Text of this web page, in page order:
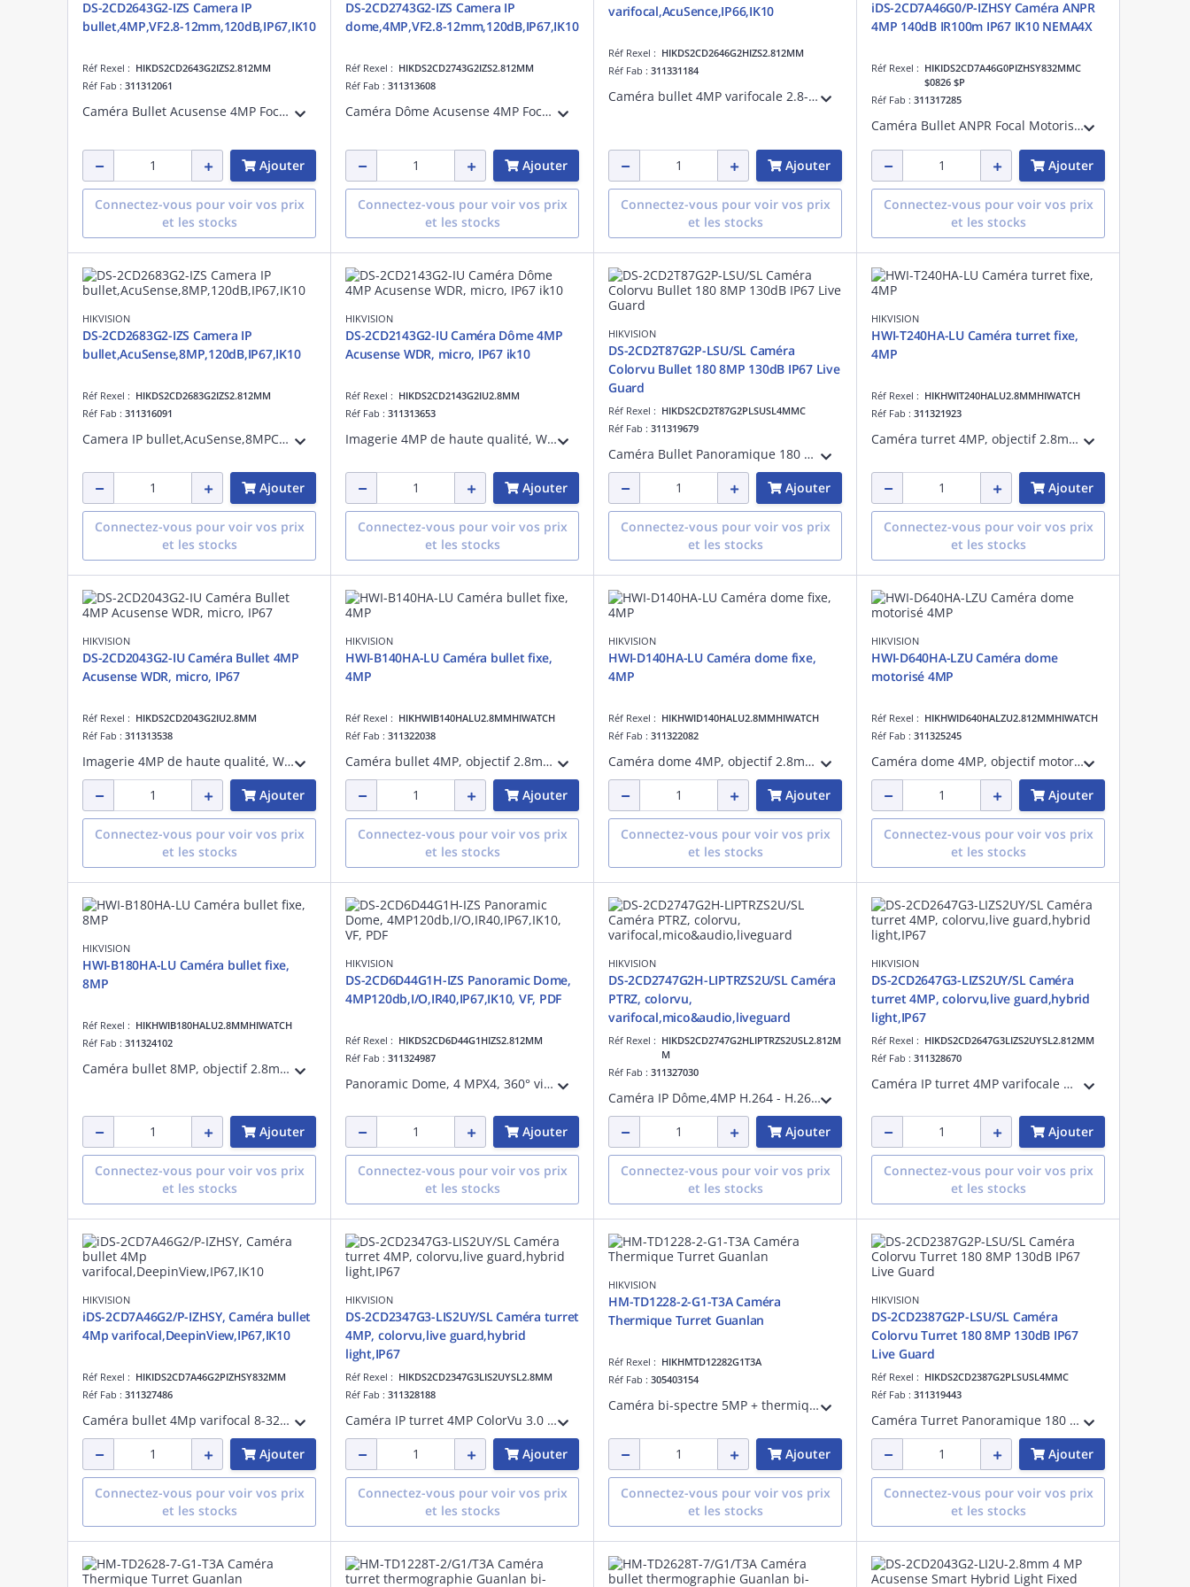
DS-2CD2643G2-IZS Camera IP
bullet,4MP,VF2.8-12mm,120dB,IP67,IK10
Réf Rexel : HIKDS2CD2643G2IZS2.812MM
Réf Fab : 311312061
Caméra Bullet Acusense 4MP Focal Motorisé 2.8-12mmCouleur : 0.005 lux@(F1.6, AGC ON), Fonctions VCA 3 flux DNR 3D BLC-HLC EXIR, jusqu'à 60m DC12V+PoE Service cloud HIK-Connect
Ajouter
Connectez-vous pour voir vos prix
et les stocks
DS-2CD2743G2-IZS Camera IP
dome,4MP,VF2.8-12mm,120dB,IP67,IK10
Réf Rexel : HIKDS2CD2743G2IZS2.812MM
Réf Fab : 311313608
Caméra Dôme Acusense 4MP Focal MotoriséCouleur : 0.005 lux@(F1.6, AGC ON), Fonctions VCA 3 flux DNR 3D BLC-HLC EXIR, jusqu'à 40m DC12V+PoE Service cloud HIK-Connect
Ajouter
Connectez-vous pour voir vos prix
et les stocks
varifocal,AcuSence,IP66,IK10
Réf Rexel : HIKDS2CD2646G2HIZS2.812MM
Réf Fab : 311331184
Caméra bullet 4MP varifocale 2.8-12mm, AcuSense power by Darkfighter protection périphérique pour classifier les cibles humaines et véhiculaires.Protection IP66,IK10
Ajouter
Connectez-vous pour voir vos prix
et les stocks
iDS-2CD7A46G0/P-IZHSY Caméra ANPR
4MP 140dB IR100m IP67 IK10 NEMA4X
Réf Rexel : HIKIDS2CD7A46G0PIZHSY832MMC
$0826 $P
Réf Fab : 311317285
Caméra Bullet ANPR Focal Motorisé 8-32mmCMOS 1/1,8, Darkfighter, ANPRCouleur : 0,001 Lux/F1.2, N/B : 0,0003 Lux /F1.2, WDR 140 dB1XSortie audio, 1XEntrée audio, 1XWiegand, 2XEntrée alarme, 2XSortie AlarmeIP67, IK10, anti-corrosion
Ajouter
Connectez-vous pour voir vos prix
et les stocks
HIKVISION
DS-2CD2683G2-IZS Camera IP
bullet,AcuSense,8MP,120dB,IP67,IK10
Réf Rexel : HIKDS2CD2683G2IZS2.812MM
Réf Fab : 311316091
Camera IP bullet,AcuSense,8MPCouleur : 0.005 lux@(F1.6, AGC ON), Fonctions VCA 3 flux DNR 3D BLC-HLC EXIR, jusqu'à 60m DC12V+PoE Service cloud HIK-Connect
Ajouter
Connectez-vous pour voir vos prix
et les stocks
HIKVISION
DS-2CD2143G2-IU Caméra Dôme 4MP
Acusense WDR, micro, IP67 ik10
Réf Rexel : HIKDS2CD2143G2IU2.8MM
Réf Fab : 311313653
Imagerie 4MP de haute qualité, WDR 120 dB pour contre-jour, compression H.265+ efficace. Micro intégré pour sécurité audio en temps réel. Résistant IP67 (eau/poussière) IK10. IA pour classification des cibles humaines et véhiculaires.
Ajouter
Connectez-vous pour voir vos prix
et les stocks
HIKVISION
DS-2CD2T87G2P-LSU/SL Caméra
Colorvu Bullet 180 8MP 130dB IP67 Live
Guard
Réf Rexel : HIKDS2CD2T87G2PLSUSL4MMC
Réf Fab : 311319679
Caméra Bullet Panoramique 180 ColorvuCMOS 2X1/1.8Couleur : 0,0005 lux @(F1.0, AGC ON), 0 lux avec LED alluméefonctions VCA, 2 flux DC12V&PoE, Service cloud HIK-ConnectMicrophone et parleur intégrés, E/S audio/alarme
Ajouter
Connectez-vous pour voir vos prix
et les stocks
HIKVISION
HWI-T240HA-LU Caméra turret fixe,
4MP
Réf Rexel : HIKHWIT240HALU2.8MMHIWATCH
Réf Fab : 311321923
Caméra turret 4MP, objectif 2.8mm, détection de mouvement 2.0, DWNR, 3D DNR, BLC, distance IR et la lumière blanche: 30m, micro intégré, 12VDC
Ajouter
Connectez-vous pour voir vos prix
et les stocks
HIKVISION
DS-2CD2043G2-IU Caméra Bullet 4MP
Acusense WDR, micro, IP67
Réf Rexel : HIKDS2CD2043G2IU2.8MM
Réf Fab : 311313538
Imagerie 4MP de haute qualité, WDR 120 dB pour contre-jour, compression H.265+ efficace. Micro intégré pour sécurité audio en temps réel. Protection IP67. IA pour classification des cibles humaines et véhiculaires.
Ajouter
Connectez-vous pour voir vos prix
et les stocks
HIKVISION
HWI-B140HA-LU Caméra bullet fixe,
4MP
Réf Rexel : HIKHWIB140HALU2.8MMHIWATCH
Réf Fab : 311322038
Caméra bullet 4MP, objectif 2.8mm, détection de mouvement 2.0, DWNR, 3D DNR, BLC, distance IR et la lumière blanche: 30m, micro intégré, 12VDC
Ajouter
Connectez-vous pour voir vos prix
et les stocks
HIKVISION
HWI-D140HA-LU Caméra dome fixe,
4MP
Réf Rexel : HIKHWID140HALU2.8MMHIWATCH
Réf Fab : 311322082
Caméra dome 4MP, objectif 2.8mm, détection de mouvement 2.0, DWNR, 3D DNR, BLC, distance IR et la lumière blanche: 30m, micro intégré, 12VDC
Ajouter
Connectez-vous pour voir vos prix
et les stocks
HIKVISION
HWI-D640HA-LZU Caméra dome
motorisé 4MP
Réf Rexel : HIKHWID640HALZU2.812MMHIWATCH
Réf Fab : 311325245
Caméra dome 4MP, objectif motorisé 2.8-12mm, détection de mouvement 2.0, WDR, 3D DNR, BLC, distance IR et la lumiere blanche 50m, micro intégré, carte sd, 12VDC
Ajouter
Connectez-vous pour voir vos prix
et les stocks
HIKVISION
HWI-B180HA-LU Caméra bullet fixe,
8MP
Réf Rexel : HIKHWIB180HALU2.8MMHIWATCH
Réf Fab : 311324102
Caméra bullet 8MP, objectif 2.8mm, détection de mouvement 2.0, DWNR, 3D DNR, BLC, distance IR et la lumière blanche: 30m, micro intégré, 12VDC
Ajouter
Connectez-vous pour voir vos prix
et les stocks
HIKVISION
DS-2CD6D44G1H-IZS Panoramic Dome,
4MP120db,I/O,IR40,IP67,IK10, VF, PDF
Réf Rexel : HIKDS2CD6D44G1HIZS2.812MM
Réf Fab : 311324987
Panoramic Dome, 4 MPX4, 360° view,Focal Motorisé 2.7-13,5mm,0,0005 lux @ (F1.2, AGC activé) 25 ips/30 ips (2688 × 1520), Fonctions VCA, 3 flux, EXIR, jusqu'à 30m, E/S audio/alarme, DC12V&PoE, SD/SDHC/SDXC intégré,
Ajouter
Connectez-vous pour voir vos prix
et les stocks
HIKVISION
DS-2CD2747G2H-LIPTRZS2U/SL Caméra
PTRZ, colorvu,
varifocal,mico&audio,liveguard
Réf Rexel : HIKDS2CD2747G2HLIPTRZS2USL2.812M
M
Réf Fab : 311327030
Caméra IP Dôme,4MP H.264 - H.265+ MJPEG ,hybrid light, Micro & speaker intégré, audio bidirectionnel, siren & audio alarm Couleur : 0.0008 lux@(F1.2, AGC ON), Fonctions VCA 3 flux jusqu'à 40m DC12V+PoE
Ajouter
Connectez-vous pour voir vos prix
et les stocks
HIKVISION
DS-2CD2647G3-LIZS2UY/SL Caméra
turret 4MP, colorvu,live guard,hybrid
light,IP67
Réf Rexel : HIKDS2CD2647G3LIZS2UYSL2.812MM
Réf Fab : 311328670
Caméra IP turret 4MP varifocale motorisé ColorVu 3.0 pour l'image coloré 24/24, classification des cibles humaines et véhiculaires, Live Guard, portée IR 40m avec Smart Hybrid Light, audio bidirectionnel, IP67, anti-corrosion
Ajouter
Connectez-vous pour voir vos prix
et les stocks
HIKVISION
iDS-2CD7A46G2/P-IZHSY, Caméra bullet
4Mp varifocal,DeepinView,IP67,IK10
Réf Rexel : HIKIDS2CD7A46G2PIZHSY832MM
Réf Fab : 311327486
Caméra bullet 4Mp varifocal 8-32mm,Reconnaissance des plaques d'immatriculation, DeepinView:Excellentes performances en basse lumière,Imagerie nette en contre-jour.Résistance intégrée, la détection de vibrations,Anti-Corrosion.IP67,IK10.
Ajouter
Connectez-vous pour voir vos prix
et les stocks
HIKVISION
DS-2CD2347G3-LIS2UY/SL Caméra turret
4MP, colorvu,live guard,hybrid
light,IP67
Réf Rexel : HIKDS2CD2347G3LIS2UYSL2.8MM
Réf Fab : 311328188
Caméra IP turret 4MP ColorVu 3.0 pour l'image coloré 24/24, classification des cibles humaines et véhiculaires, Live Guard, portée IR 40m avec Smart Hybrid Light, micro et haut-parleur pour l'audio bidirectionnel, IP67, anti-corrosion
Ajouter
Connectez-vous pour voir vos prix
et les stocks
HIKVISION
HM-TD1228-2-G1-T3A Caméra
Thermique Turret Guanlan
Réf Rexel : HIKHMTD12282G1T3A
Réf Fab : 305403154
Caméra bi-spectre 5MP + thermique 256×192, FOV 90°, NETD < 25mK, alarme sonore et lumineuse, détection intelligente, mesure température -20~150°C (±8°C), IP67, -40°C à +65°C, PoE, éclairage hybride. IA Guanlan à grande échelle
Ajouter
Connectez-vous pour voir vos prix
et les stocks
HIKVISION
DS-2CD2387G2P-LSU/SL Caméra
Colorvu Turret 180 8MP 130dB IP67
Live Guard
Réf Rexel : HIKDS2CD2387G2PLSUSL4MMC
Réf Fab : 311319443
Caméra Turret Panoramique 180 ColorvuCMOS 2X1/1.8Couleur : 0,0005 lux @(F1.0, AGC ON), 0 lux avec LED alluméefonctions VCA, 2 flux DC12V&PoE, Service cloud HIK-ConnectMicrophone et parleur intégrés, E/S audio/alarme
Ajouter
Connectez-vous pour voir vos prix
et les stocks